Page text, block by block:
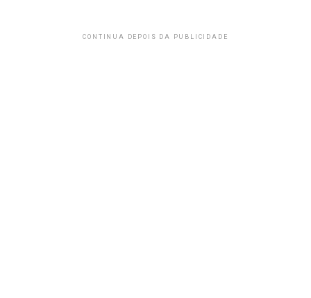
CONTINUA DEPOIS DA PUBLICIDADE